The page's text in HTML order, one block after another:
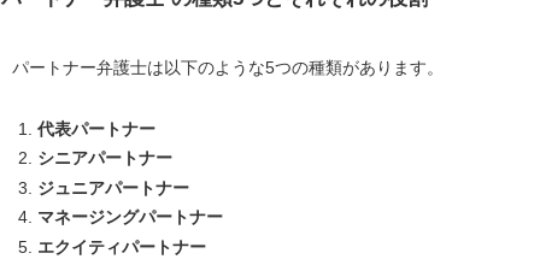
パートナー弁護士は以下のような5つの種類があります。
代表パートナー
シニアパートナー
ジュニアパートナー
マネージングパートナー
エクイティパートナー